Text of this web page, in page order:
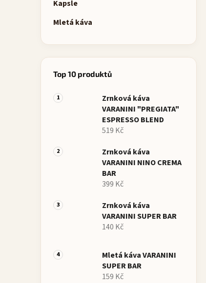
e
Kapsle
Mletá káva
Top 10 produktů
Zrnková káva
VARANINI "PREGIATA"
ESPRESSO BLEND
519 Kč
Zrnková káva
VARANINI NINO CREMA
BAR
399 Kč
Zrnková káva
VARANINI SUPER BAR
140 Kč
Mletá káva VARANINI
SUPER BAR
159 Kč